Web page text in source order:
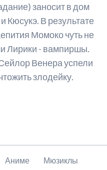
заносит в дом
Кюсукэ. В результате
Момоко чуть не
Лирики - вампиршы.
Венера успели
злодейку.
Аниме Мюзиклы